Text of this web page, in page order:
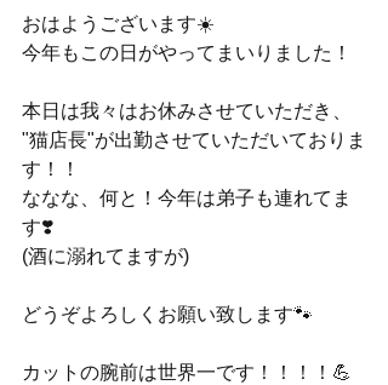
おはようございます☀️
今年もこの日がやってまいりました！
本日は我々はお休みさせていただき、
"猫店長"が出勤させていただいておりま
す！！
ななな、何と！今年は弟子も連れてま
す❣️
(酒に溺れてますが)
どうぞよろしくお願い致します🐾
カットの腕前は世界一です！！！！💪